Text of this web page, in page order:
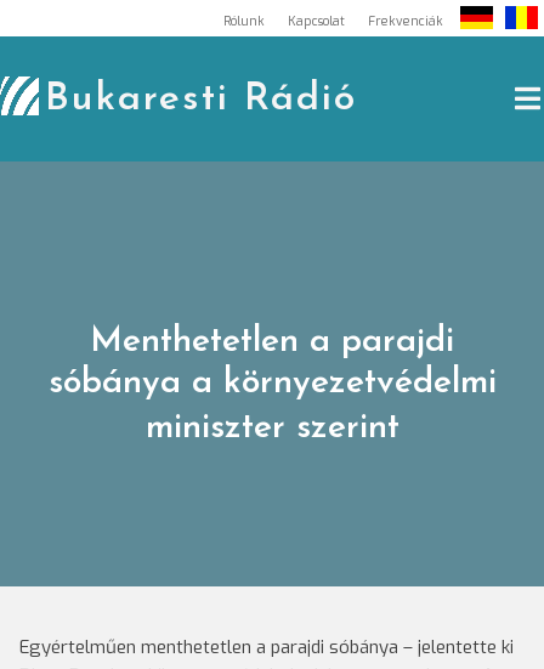
to
content
Rólunk Kapcsolat Frekvenciák
Bukaresti Rádió
Menthetetlen a parajdi
sóbánya a környezetvédelmi
miniszter szerint
Egyértelműen menthetetlen a parajdi sóbánya – jelentette ki